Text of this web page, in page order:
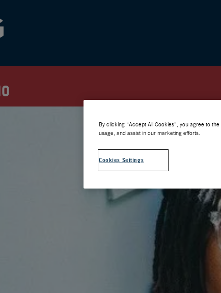
By clicking “Accept All Cookies”, you agree to
usage, and assist in our marketing efforts.
Cookies Settings